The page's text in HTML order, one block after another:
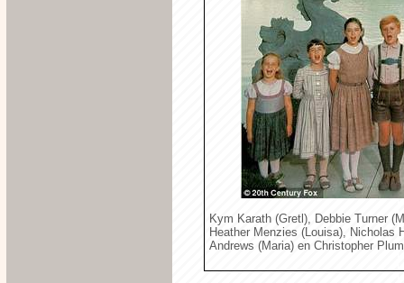
Kym Karath (Gretl), Debbie Turner
Heather Menzies (Louisa), Nicholas
Andrews (Maria) en Christopher